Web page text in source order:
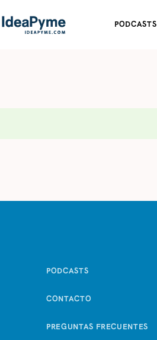
PODCASTS
PODCASTS
CONTACTO
PREGUNTAS FRECUENTES